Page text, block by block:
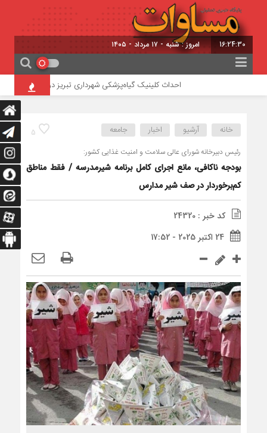
16:24:30 امروز : شنبه - ۱۷ مرداد - ۱۴۰۵
احداث کلینیک گیاه‌پزشکی شهرداری تبریز در تفرجگاه ائل‌گولی
5 خانه آرشیو اخبار جامعه
رئیس دبیرخانه شورای عالی سلامت و امنیت غذایی کشور:
بودجه ناکافی، مانع اجرای کامل برنامه شیرمدرسه / فقط مناطق
کم‌برخوردار در صف شیر مدارس
کد خبر : 24320
24 اکتبر 2025 - 17:52